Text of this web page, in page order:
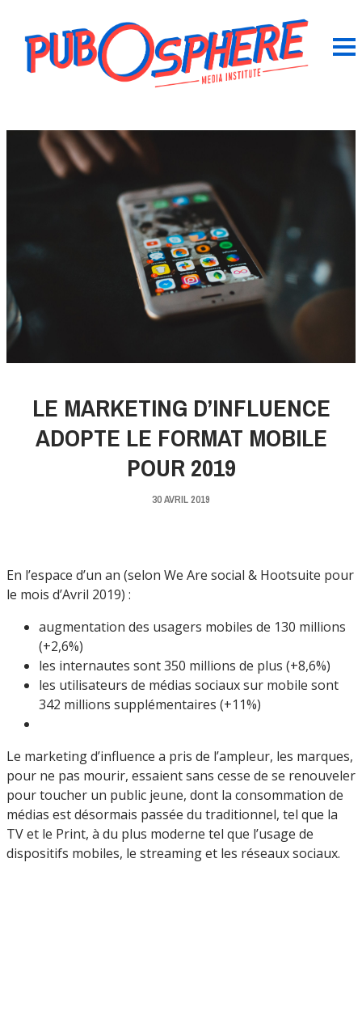
LE MARKETING D’INFLUENCE
ADOPTE LE FORMAT MOBILE
POUR 2019
30 AVRIL 2019
En l’espace d’un an (selon We Are social & Hootsuite pour
le mois d’Avril 2019) :
augmentation des usagers mobiles de 130 millions
(+2,6%)
les internautes sont 350 millions de plus (+8,6%)
les utilisateurs de médias sociaux sur mobile sont
342 millions supplémentaires (+11%)
Le marketing d’influence a pris de l’ampleur, les marques,
pour ne pas mourir, essaient sans cesse de se renouveler
pour toucher un public jeune, dont la consommation de
médias est désormais passée du traditionnel, tel que la
TV et le Print, à du plus moderne tel que l’usage de
dispositifs mobiles, le streaming et les réseaux sociaux.